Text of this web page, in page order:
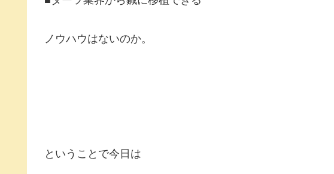
ノウハウはないのか。
ということで今日は